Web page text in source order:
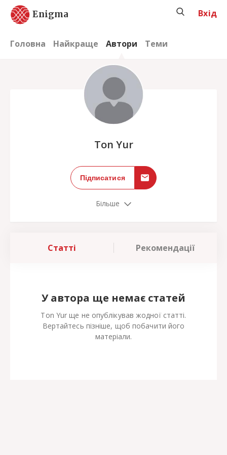
Enigma
Головна Найкраще Автори Теми
Вхід
Ton Yur
Підписатися
Більше
Статті Рекомендації
У автора ще немає статей
Ton Yur ще не опублікував жодної статті.
Вертайтесь пізніше, щоб побачити його
матеріали.